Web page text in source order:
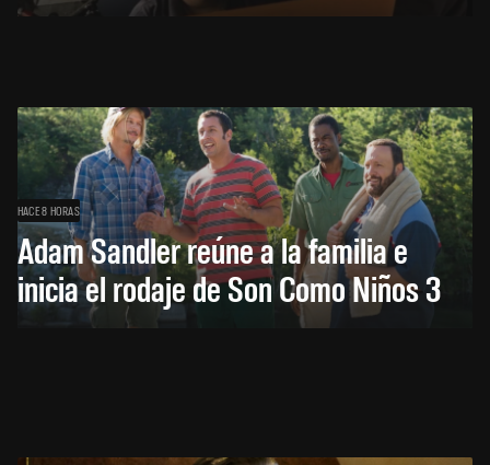
HACE 8 HORAS
Adam Sandler reúne a la familia e
inicia el rodaje de Son Como Niños 3